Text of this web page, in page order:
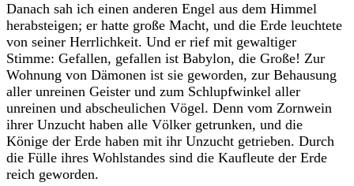
Danach sah ich einen anderen Engel aus dem Himmel
herabsteigen; er hatte große Macht, und die Erde leuchtete
von seiner Herrlichkeit. Und er rief mit gewaltiger
Stimme: Gefallen, gefallen ist Babylon, die Große! Zur
Wohnung von Dämonen ist sie geworden, zur Behausung
aller unreinen Geister und zum Schlupfwinkel aller
unreinen und abscheulichen Vögel. Denn vom Zornwein
ihrer Unzucht haben alle Völker getrunken, und die
Könige der Erde haben mit ihr Unzucht getrieben. Durch
die Fülle ihres Wohlstandes sind die Kaufleute der Erde
reich geworden.